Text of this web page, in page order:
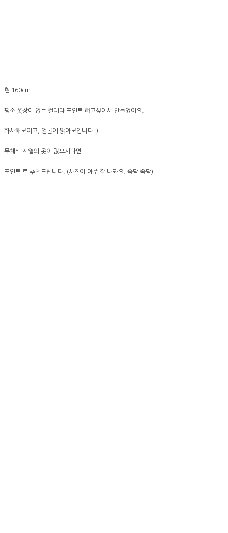
현 160cm
평소 옷장에 없는 컬러라 포인트 하고싶어서 만들었어요.
화사해보이고, 얼굴이 맑아보입니다 :)
무채색 계열의 옷이 많으시다면
포인트 로 추천드립니다. (사진이 아주 잘 나와요. 속닥 속닥)